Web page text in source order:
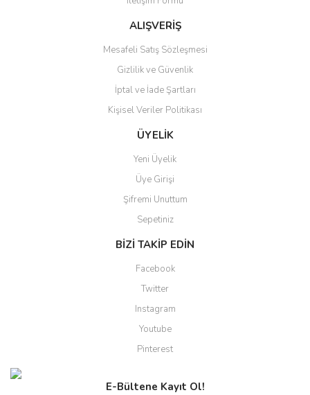
Gönder
ALIŞVERİŞ
Mesafeli Satış Sözleşmesi
Gizlilik ve Güvenlik
İptal ve İade Şartları
Kişisel Veriler Politikası
ÜYELİK
Yeni Üyelik
Üye Girişi
Şifremi Unuttum
Sepetiniz
BİZİ TAKİP EDİN
Facebook
Twitter
Instagram
Youtube
Pinterest
E-Bültene Kayıt Ol!